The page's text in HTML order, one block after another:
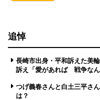
追悼
長崎市出身・平和訴えた美
訴え「愛があれば 戦争なん
つげ義春さんと白土三平さ
は？